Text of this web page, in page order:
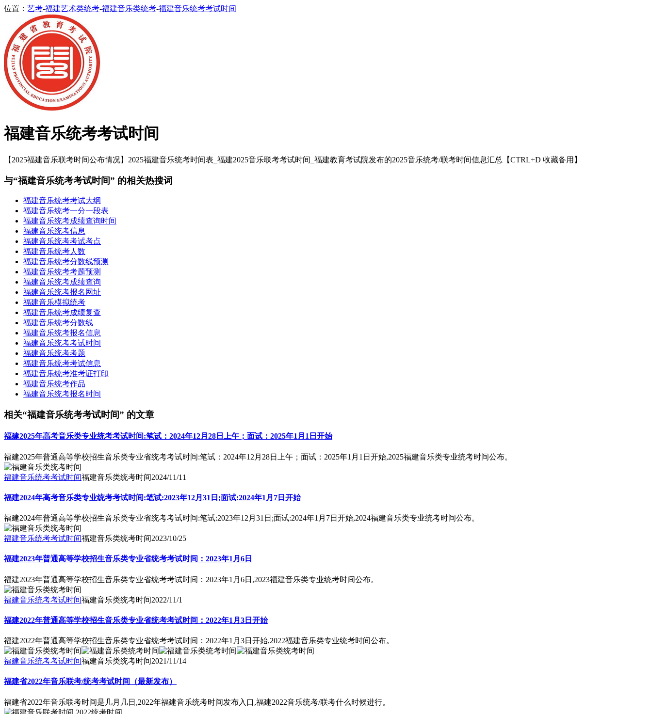
位置： 艺考-福建艺术类统考-福建音乐类统考-福建音乐统考考试时间
福建音乐统考考试时间
【2025福建音乐联考时间公布情况】2025福建音乐统考时间表_福建2025音乐联考考试时间_福建教育考试院发布的2025音乐统考/联考时间信息汇总【CTRL+D 收藏备用】
与“福建音乐统考考试时间” 的相关热搜词
福建音乐统考考试大纲
福建音乐统考一分一段表
福建音乐统考成绩查询时间
福建音乐统考信息
福建音乐统考考试考点
福建音乐统考人数
福建音乐统考分数线预测
福建音乐统考考题预测
福建音乐统考成绩查询
福建音乐统考报名网址
福建音乐模拟统考
福建音乐统考成绩复查
福建音乐统考分数线
福建音乐统考报名信息
福建音乐统考考试时间
福建音乐统考考题
福建音乐统考考试信息
福建音乐统考准考证打印
福建音乐统考作品
福建音乐统考报名时间
相关“福建音乐统考考试时间” 的文章
福建2025年高考音乐类专业统考考试时间:笔试：2024年12月28日上午；面试：2025年1月1日开始
福建2025年普通高等学校招生音乐类专业省统考考试时间:笔试：2024年12月28日上午；面试：2025年1月1日开始,2025福建音乐类专业统考时间公布。
福建音乐统考考试时间福建音乐类统考时间2024/11/11
福建2024年高考音乐类专业统考考试时间:笔试:2023年12月31日;面试:2024年1月7日开始
福建2024年普通高等学校招生音乐类专业省统考考试时间:笔试:2023年12月31日;面试:2024年1月7日开始,2024福建音乐类专业统考时间公布。
福建音乐统考考试时间福建音乐类统考时间2023/10/25
福建2023年普通高等学校招生音乐类专业省统考考试时间：2023年1月6日
福建2023年普通高等学校招生音乐类专业省统考考试时间：2023年1月6日,2023福建音乐类专业统考时间公布。
福建音乐统考考试时间福建音乐类统考时间2022/11/1
福建2022年普通高等学校招生音乐类专业省统考考试时间：2022年1月3日开始
福建2022年普通高等学校招生音乐类专业省统考考试时间：2022年1月3日开始,2022福建音乐类专业统考时间公布。
福建音乐统考考试时间福建音乐类统考时间2021/11/14
福建省2022年音乐联考/统考考试时间（最新发布）
福建省2022年音乐联考时间是几月几日,2022年福建音乐统考时间发布入口,福建2022音乐统考/联考什么时候进行。